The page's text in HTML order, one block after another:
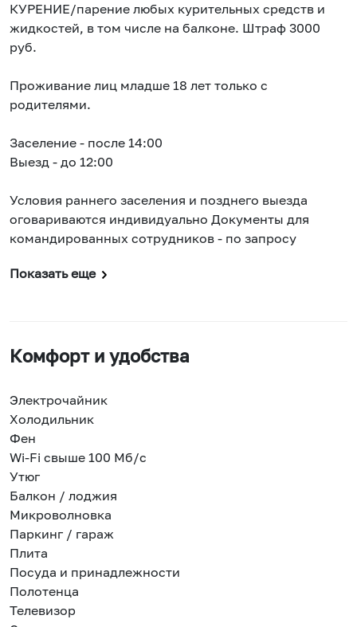
КУРЕНИЕ/парение любых курительных средств и
жидкостей, в том числе на балконе. Штраф 3000
руб.
Проживание лиц младше 18 лет только с
родителями.
Заселение - после 14:00
Выезд - до 12:00
Условия раннего заселения и позднего выезда
оговариваются индивидуально Документы для
командированных сотрудников - по запросу
Показать еще
Комфорт и удобства
Электрочайник
Холодильник
Фен
Wi-Fi свыше 100 Мб/с
Утюг
Балкон / лоджия
Микроволновка
Паркинг / гараж
Плита
Посуда и принадлежности
Полотенца
Телевизор